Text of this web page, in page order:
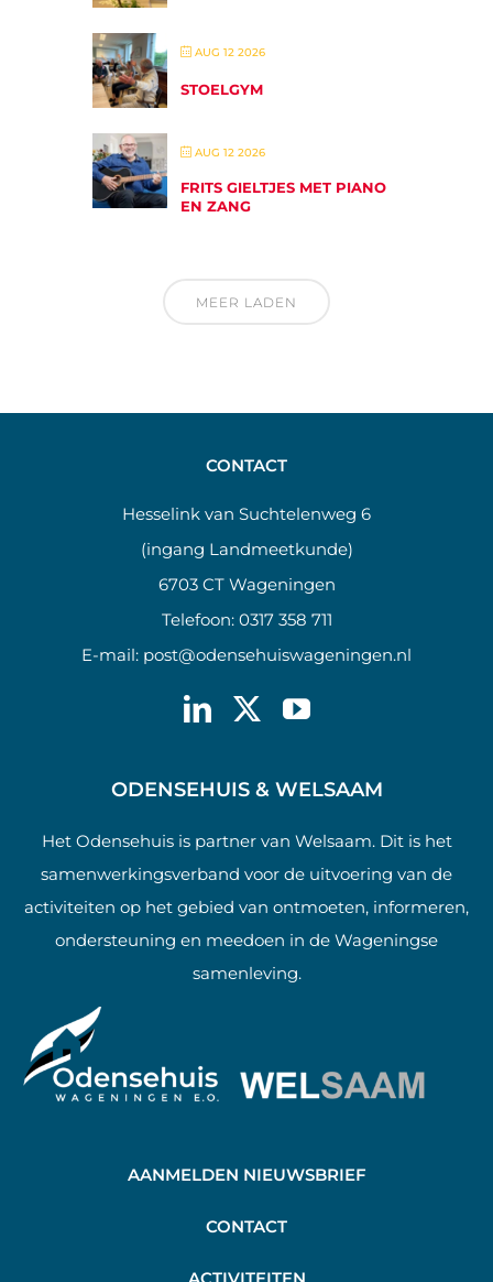
AUG 12 2026
STOELGYM
AUG 12 2026
FRITS GIELTJES MET PIANO
EN ZANG
MEER LADEN
CONTACT
Hesselink van Suchtelenweg 6
(ingang Landmeetkunde)
6703 CT Wageningen
Telefoon: 0317 358 711
E-mail: post@odensehuiswageningen.nl
ODENSEHUIS & WELSAAM
Het Odensehuis is partner van Welsaam. Dit is het
samenwerkingsverband voor de uitvoering van de
activiteiten op het gebied van ontmoeten, informeren,
ondersteuning en meedoen in de Wageningse
samenleving.
AANMELDEN NIEUWSBRIEF
CONTACT